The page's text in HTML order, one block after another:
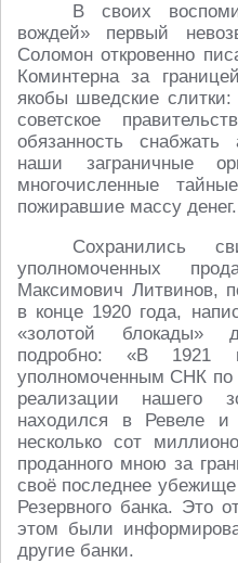
В своих
вождей» первый
Соломон откровенно
Коминтерна за
якобы шведские
советское
обязанность
наши заграничные
многочисленные
пожиравшие массу
Сохранились
уполномоченных
Максимович Литвинов,
в конце 1920 года,
«золотой блокады»
подробно: «В 1921
уполномоченным СНК
реализации нашего
находился в Ревеле
несколько сот
проданного мною за
своё последнее
Резервного банка. Это
этом были
другие банки.